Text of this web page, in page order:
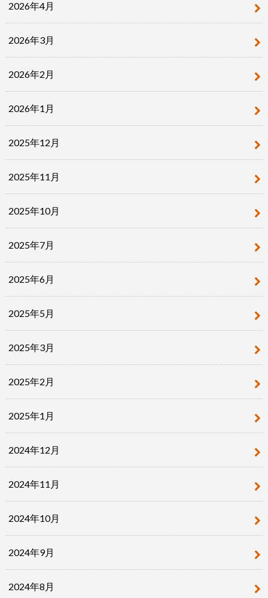
2026年4月
2026年3月
2026年2月
2026年1月
2025年12月
2025年11月
2025年10月
2025年7月
2025年6月
2025年5月
2025年3月
2025年2月
2025年1月
2024年12月
2024年11月
2024年10月
2024年9月
2024年8月